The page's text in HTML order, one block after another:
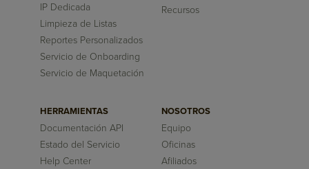
IP Dedicada
Limpieza de Listas
Reportes Personalizados
Servicio de Onboarding
Servicio de Maquetación
Recursos
HERRAMIENTAS
Documentación API
Estado del Servicio
Help Center
NOSOTROS
Equipo
Oficinas
Afiliados